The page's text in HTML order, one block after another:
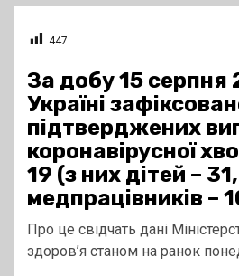
447
За добу 15 серпня
Україні
підтверджених
коронавірусної
19 (з них дітей – 31,
медпрацівників –
Про це свідчать дані
здоров’я станом на ранок